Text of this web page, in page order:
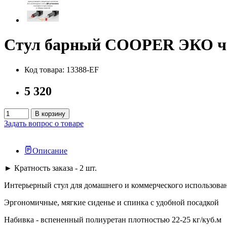
Стул барный COOPER ЭКО
Код товара: 13388-EF
5 320
В корзину
Задать вопрос о товаре
Описание
► Кратность заказа - 2 шт.
Интерьерный стул для домашнего и коммерческого
Эргономичные, мягкие сиденье и спинка c удобной посадкой
Набивка - вспененный полиуретан плотностью 22-25 кг/куб.м